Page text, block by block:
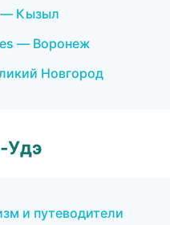
— Кызыл
— Воронеж
Новгород
Удэ
и путеводители